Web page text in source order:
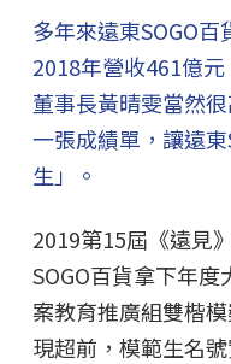
多年來遠東SOGO
2018年營收461億
董事長黃晴雯當然
一張成績單，讓遠東
生」。
2019第15屆《遠見
SOGO百貨拿下年
案教育推廣組雙楷
現超前，模範生名號